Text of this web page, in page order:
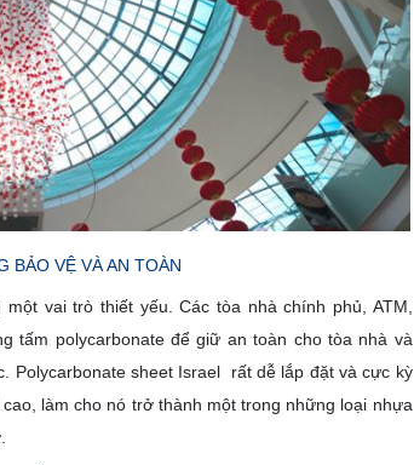
BẢO VỆ VÀ AN TOÀN
vai trò thiết yếu. Các tòa nhà chính phủ, ATM,
tấm polycarbonate để giữ an toàn cho tòa nhà và
Polycarbonate sheet Israel rất dễ lắp đặt và cực kỳ
làm cho nó trở thành một trong những loại nhựa